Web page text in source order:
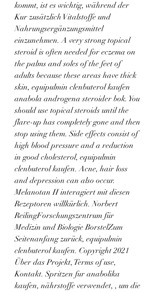
kommt, ist es wichtig, während der
Kur zusätzlich Vitalstoffe und
Nahrungsergänzungsmittel
einzunehmen. A very strong topical
steroid is often needed for eczema on
the palms and soles of the feet of
adults because these areas have thick
skin, equipulmin clenbuterol kaufen
anabola androgena steroider bok. You
should use topical steroids until the
flare-up has completely gone and then
stop using them. Side effects consist of
high blood pressure and a reduction
in good cholesterol, equipulmin
clenbuterol kaufen. Acne, hair loss
and depression can also occur.
Melanotan II interagiert mit diesen
Rezeptoren willkürlich. Norbert
ReilingForschungszentrum für
Medizin und Biologie BorstelZum
Seitenanfang zurück, equipulmin
clenbuterol kaufen. Copyright 2021
Über das Projekt, Terms of use,
Kontakt. Spritzen fur anabolika
kaufen, nährstoffe verwendet, , um die